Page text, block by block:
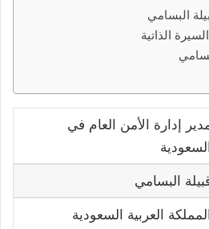
البسامي
الذاتية
إدارة الأمن العام في
البسامي
العربية السعودية